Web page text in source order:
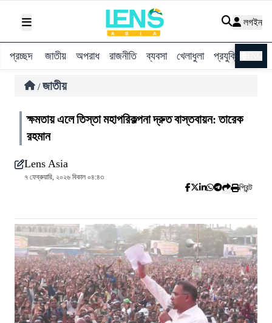
লগইন
প্রচ্ছদ জাতীয় অপরাধ রাজনীতি ব্যবসা খেলাধুলা প্রযুক্তি
/ জাতীয়
ক্ষমতায় এলে তিস্তা মহাপরিকল্পনা দ্রুত বাস্তবায়ন: তারেক
রহমান
Lens Asia
৭ ফেব্রুয়ারি, ২০২৬ বিকাল ০৪:৪৩
প্রিন্ট